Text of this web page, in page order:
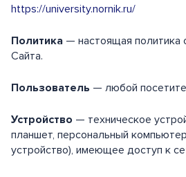
https://university.nornik.ru/
Политика — настоящая политика
Сайта.
Пользователь — любой
Устройство — техническое
планшет, персональный
устройство), имеющее доступ к